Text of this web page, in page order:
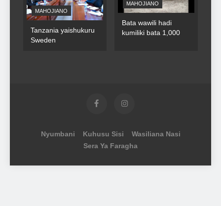
MAHOJIANO
Tanzania yaishukuru
Sweden
MAHOJIANO
Bata wawili hadi
kumiliki bata 1,000
Nyumbani Kuhusu Sisi
Wasiliana Nasi
Sera Ya Faragha